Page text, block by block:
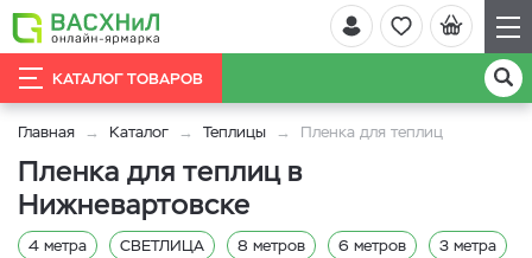
КАТАЛОГ ТОВАРОВ
Главная Каталог Теплицы Пленка для теплиц
Пленка для теплиц в
Нижневартовске
4 метра СВЕТЛИЦА 8 метров 6 метров 3 метра